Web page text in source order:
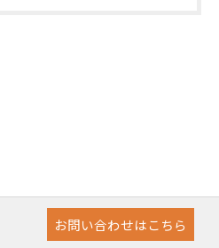
お問い合わせはこちら